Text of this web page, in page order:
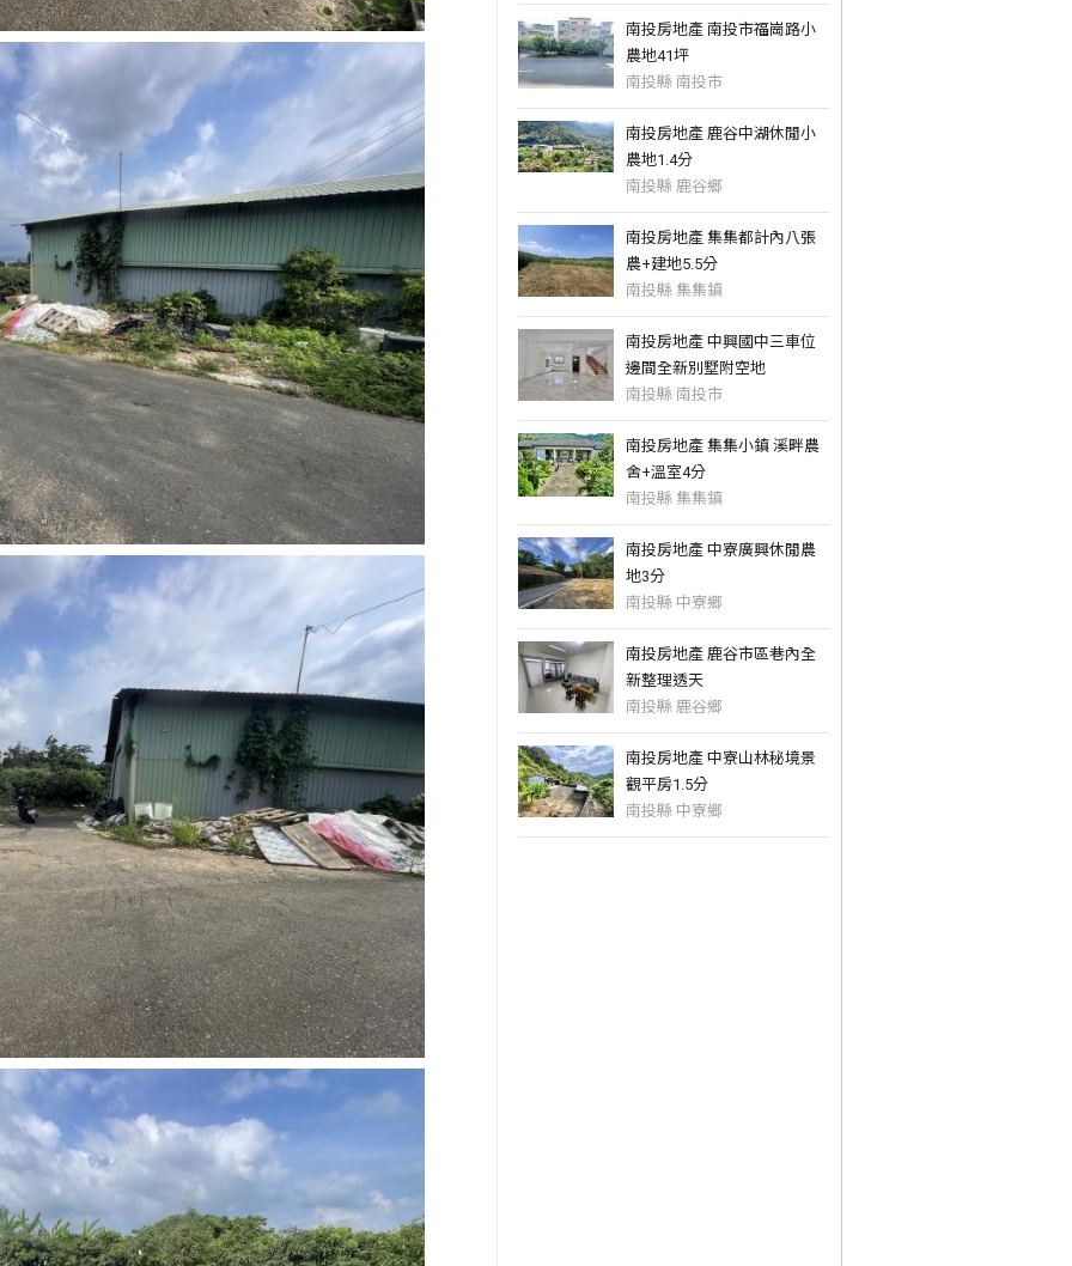
南投房地產 南投市福崗路小
農地41坪
南投縣 南投市
南投房地產 鹿谷中湖休閒小
農地1.4分
南投縣 鹿谷鄉
南投房地產 集集都計內八張
農+建地5.5分
南投縣 集集鎮
南投房地產 中興國中三車位
邊間全新別墅附空地
南投縣 南投市
南投房地產 集集小鎮 溪畔農
舍+溫室4分
南投縣 集集鎮
南投房地產 中寮廣興休閒農
地3分
南投縣 中寮鄉
南投房地產 鹿谷市區巷內全
新整理透天
南投縣 鹿谷鄉
南投房地產 中寮山林秘境景
觀平房1.5分
南投縣 中寮鄉